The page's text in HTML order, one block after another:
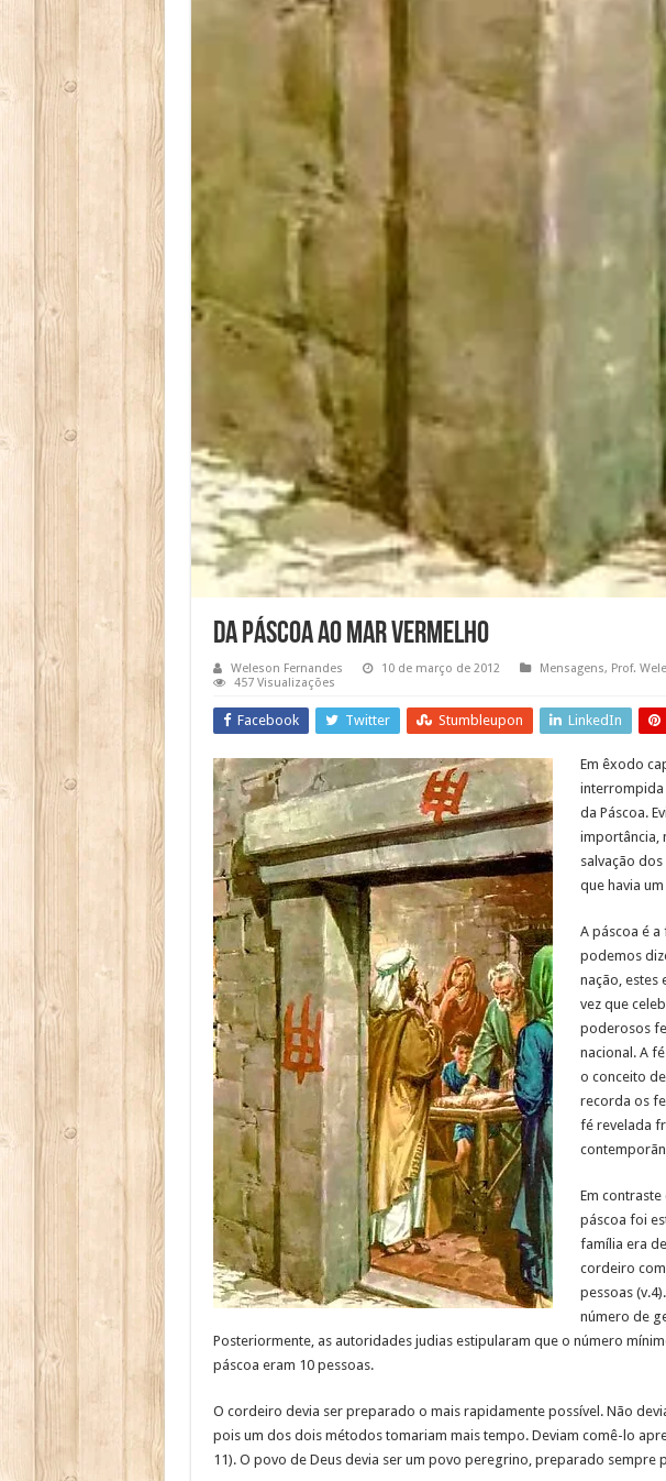
Da Páscoa ao Mar Vermelho
Weleson Fernandes 10 de março de 2012 Mensagens, Prof.
457 Visualizações
Facebook Twitter Stumbleupon LinkedIn
Em êxodo
interrompida
da Páscoa.
importância,
salvação
que havia
A páscoa é
podemos
nação, estes
vez que
poderosos
nacional. A
o conceito
recorda os
fé revelada
Em
páscoa foi
família era
cordeiro
pessoas
número de
Posteriormente, as autoridades judias estipularam que o número
páscoa eram 10 pessoas.
O cordeiro devia ser preparado o mais rapidamente possível. Não
pois um dos dois métodos tomariam mais tempo. Deviam comê-lo
11). O povo de Deus devia ser um povo peregrino, preparado sempre